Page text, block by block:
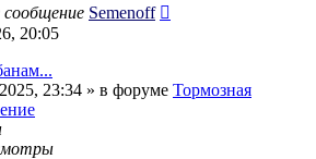
сообщение Semenoff
20:05
23:34 » в форуме Тормозная